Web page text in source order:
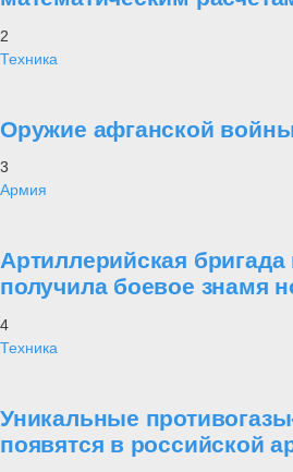
2
Техника
Оружие афганской
3
Армия
Артиллерийская
получила боевое знамя
4
Техника
Уникальные
появятся в российской